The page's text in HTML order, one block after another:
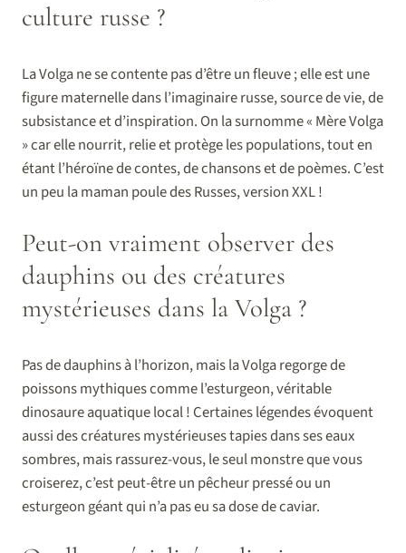
culture russe ?
La Volga ne se contente pas d’être un fleuve ; elle est une
figure maternelle dans l’imaginaire russe, source de vie, de
subsistance et d’inspiration. On la surnomme « Mère Volga
» car elle nourrit, relie et protège les populations, tout en
étant l’héroïne de contes, de chansons et de poèmes. C’est
un peu la maman poule des Russes, version XXL !
Peut-on vraiment observer des
dauphins ou des créatures
mystérieuses dans la Volga ?
Pas de dauphins à l’horizon, mais la Volga regorge de
poissons mythiques comme l’esturgeon, véritable
dinosaure aquatique local ! Certaines légendes évoquent
aussi des créatures mystérieuses tapies dans ses eaux
sombres, mais rassurez-vous, le seul monstre que vous
croiserez, c’est peut-être un pêcheur pressé ou un
esturgeon géant qui n’a pas eu sa dose de caviar.